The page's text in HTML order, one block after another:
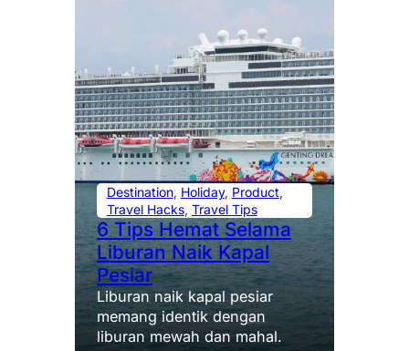
Destination, Holiday, Product
Travel Hacks, Travel Tips
6 Tips Hemat Selama
Liburan Naik Kapal
Pesiar
Liburan naik kapal pesiar
memang identik dengan
liburan mewah dan mahal.